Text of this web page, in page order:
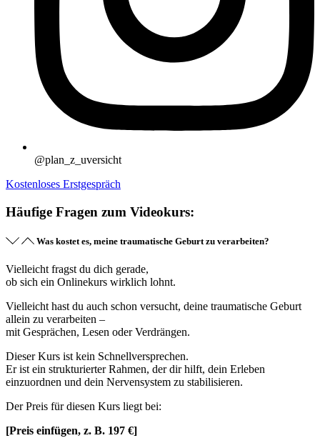
@plan_z_uversicht
Kostenloses Erstgespräch
Häufige Fragen zum Videokurs:
Was kostet es, meine traumatische Geburt zu verarbeiten?
Vielleicht fragst du dich gerade,
ob sich ein Onlinekurs wirklich lohnt.
Vielleicht hast du auch schon versucht, deine traumatische Geburt
allein zu verarbeiten –
mit Gesprächen, Lesen oder Verdrängen.
Dieser Kurs ist kein Schnellversprechen.
Er ist ein strukturierter Rahmen, der dir hilft, dein Erleben
einzuordnen und dein Nervensystem zu stabilisieren.
Der Preis für diesen Kurs liegt bei:
[Preis einfügen, z. B. 197 €]